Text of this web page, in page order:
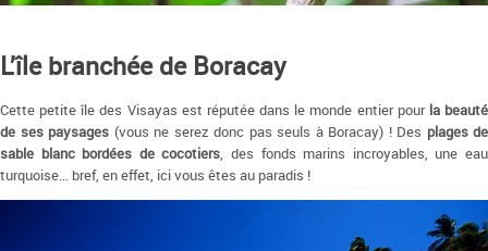
L’île branchée de Boracay
Cette petite île des Visayas est réputée dans le monde entier pourla beauté
de ses paysages (vous ne serez donc pas seuls à Boracay) ! Des plages de
sable blanc bordées de cocotiers, des fonds marins incroyables, une eau
turquoise… bref, en effet, ici vous êtes au paradis !